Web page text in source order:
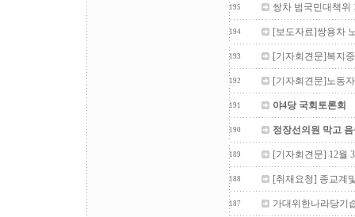
195 쌍차 범국민대책위
194 [보도자료]쌍용차
193 [기자회견문]복지
192 [기자회견문]노동
191 야4당 국회토론회
190 정장선의원 막고
189 [기자회견문] 12월
188 [취재요청] 종교계
187 가대위한나라당기